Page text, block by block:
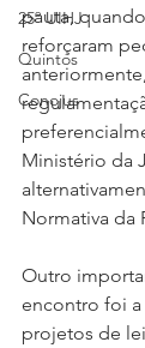
25º UIHJ
Quintos
Conojus
pauta,
reforçaram
Ministério da
Normativa da
Outro
encontro foi
projetos de